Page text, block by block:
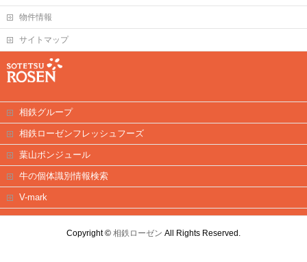
物件情報
サイトマップ
相鉄グループ
相鉄ローゼンフレッシュフーズ
葉山ボンジュール
牛の個体識別情報検索
V-mark
Copyright © 相鉄ローゼン All Rights Reserved.